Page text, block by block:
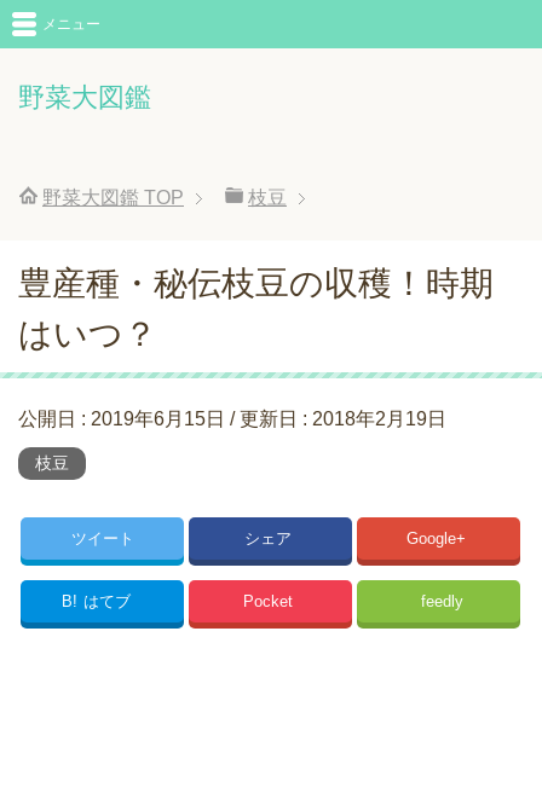
野菜大図鑑
メニュー
野菜大図鑑 TOP 枝豆
豊産種・秘伝枝豆の収穫！時期
はいつ？
公開日 : 2019年6月15日 / 更新日 : 2018年2月19日
枝豆
ツイート シェア Google+
B! はてブ Pocket feedly